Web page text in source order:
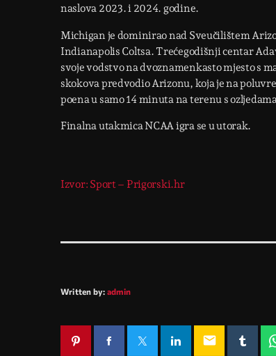
naslova 2023. i 2024. godine.
Michigan je dominirao nad Sveučilištem
Indianapolis Coltsa. Trećegodišnji centar
svoje vodstvo na dvoznamenkasto mjesto s
skokova predvodio Arizonu, koja je na
poena u samo 14 minuta na terenu s
Finalna utakmica NCAA igra se u utorak.
Izvor: Sport – Prigorski.hr
Written by: admin
email